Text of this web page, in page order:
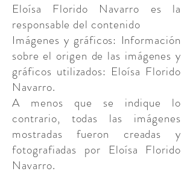
Eloísa Florido Navarro es la
responsable del contenido
Imágenes y gráficos: Información
sobre el origen de las imágenes y
gráficos utilizados: Eloísa Florido
Navarro.
A menos que se indique lo
contrario, todas las imágenes
mostradas fueron creadas y
fotografiadas por Eloísa Florido
Navarro.